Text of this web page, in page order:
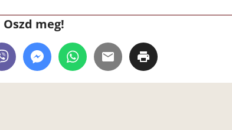
Oszd meg!